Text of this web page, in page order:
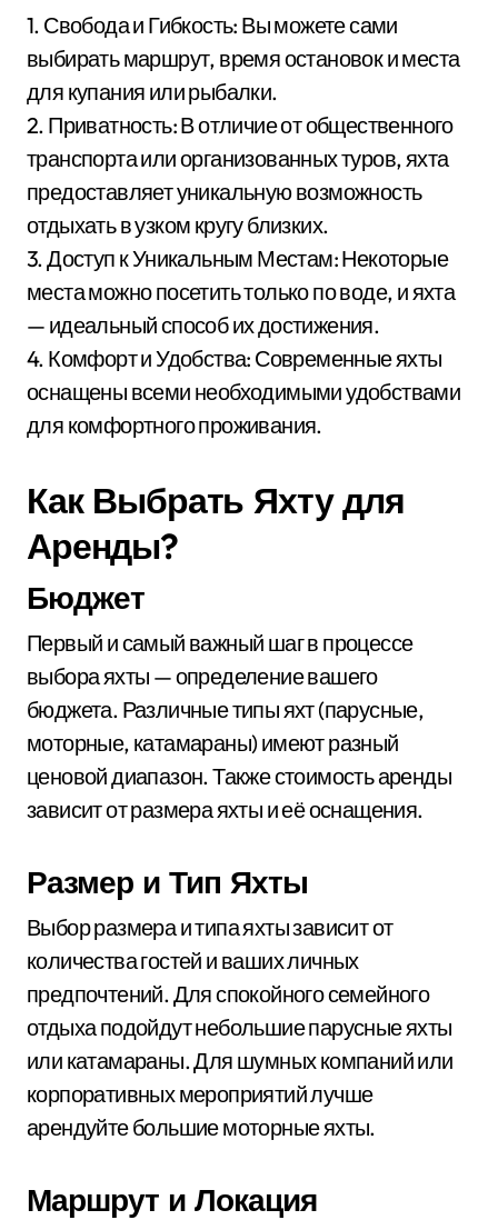
1. Свобода и Гибкость: Вы можете сами
выбирать маршрут, время остановок и места
для купания или рыбалки.
2. Приватность: В отличие от общественного
транспорта или организованных туров, яхта
предоставляет уникальную возможность
отдыхать в узком кругу близких.
3. Доступ к Уникальным Местам: Некоторые
места можно посетить только по воде, и яхта
— идеальный способ их достижения.
4. Комфорт и Удобства: Современные яхты
оснащены всеми необходимыми удобствами
для комфортного проживания.
Как Выбрать Яхту для
Аренды?
Бюджет
Первый и самый важный шаг в процессе
выбора яхты — определение вашего
бюджета. Различные типы яхт (парусные,
моторные, катамараны) имеют разный
ценовой диапазон. Также стоимость аренды
зависит от размера яхты и её оснащения.
Размер и Тип Яхты
Выбор размера и типа яхты зависит от
количества гостей и ваших личных
предпочтений. Для спокойного семейного
отдыха подойдут небольшие парусные яхты
или катамараны. Для шумных компаний или
корпоративных мероприятий лучше
арендуйте большие моторные яхты.
Маршрут и Локация